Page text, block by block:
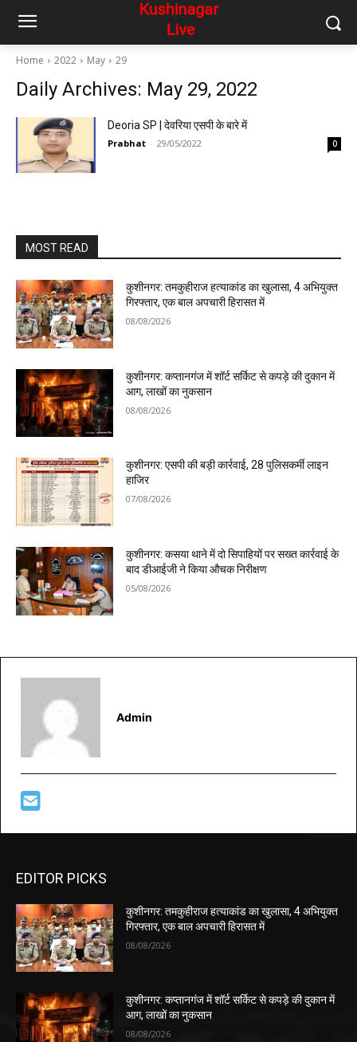
Home 2022 May 29
Daily Archives: May 29, 2022
Deoria SP | देवरिया एसपी के बारे में
Prabhat - 29/05/2022 0
MOST READ
कुशीनगर: तमकुहीराज हत्याकांड का खुलासा, 4 अभियुक्त
गिरफ्तार, एक बाल अपचारी हिरासत में
08/08/2026
कुशीनगर: कप्तानगंज में शॉर्ट सर्किट से कपड़े की दुकान में
आग, लाखों का नुकसान
08/08/2026
कुशीनगर: एसपी की बड़ी कार्रवाई, 28 पुलिसकर्मी लाइन
हाजिर
07/08/2026
कुशीनगर: कसया थाने में दो सिपाहियों पर सख्त कार्रवाई के
बाद डीआईजी ने किया औचक निरीक्षण
05/08/2026
Admin
EDITOR PICKS
कुशीनगर: तमकुहीराज हत्याकांड का खुलासा, 4 अभियुक्त
गिरफ्तार, एक बाल अपचारी हिरासत में
08/08/2026
कुशीनगर: कप्तानगंज में शॉर्ट सर्किट से कपड़े की दुकान में
आग, लाखों का नुकसान
08/08/2026